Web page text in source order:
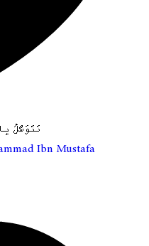
نَتَوَسَّلُ
Ibn Mustafa